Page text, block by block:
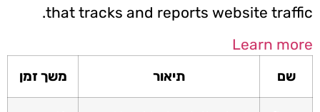
that tracks and reports website
Learn
תיאור משך זמן